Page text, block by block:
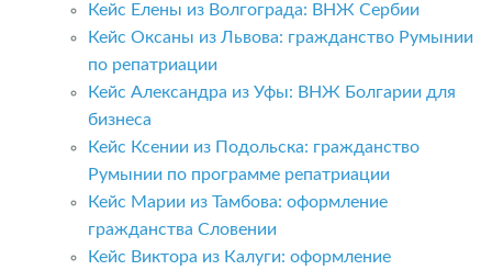
Кейс Елены из Волгограда: ВНЖ Сербии
Кейс Оксаны из Львова: гражданство Румынии
по репатриации
Кейс Александра из Уфы: ВНЖ Болгарии для
бизнеса
Кейс Ксении из Подольска: гражданство
Румынии по программе репатриации
Кейс Марии из Тамбова: оформление
гражданства Словении
Кейс Виктора из Калуги: оформление